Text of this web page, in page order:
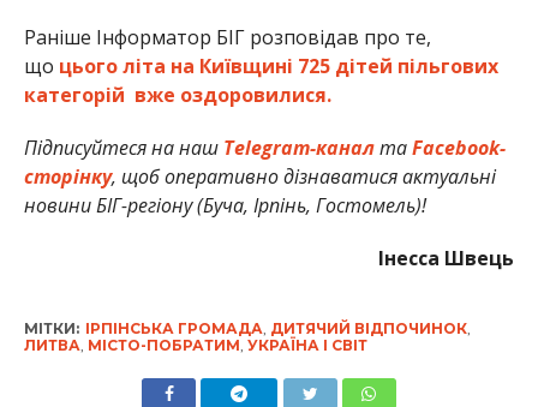
Раніше Інформатор БІГ розповідав про те,
що цього літа на Київщині 725 дітей пільгових
категорій вже оздоровилися.
Підписуйтеся на наш Telegram-канал таFacebook-
сторінку, щоб оперативно дізнаватися актуальні
новини БІГ-регіону (Буча, Ірпінь, Гостомель)!
Інесса Швець
МІТКИ: ІРПІНСЬКА ГРОМАДА, ДИТЯЧИЙ ВІДПОЧИНОК,
ЛИТВА, МІСТО-ПОБРАТИМ, УКРАЇНА І СВІТ